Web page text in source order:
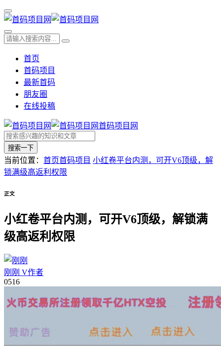
首页
首码项目
最新首码
朋友圈
在线投稿
首码项目网
搜索一下
当前位置： 首页首码项目 小红卷平台内测，可开V6顶级，解
锁满级高返利权限
正文
小红卷平台内测，可开V6顶级，解锁满
级高返利权限
刚刚 V作者
0516